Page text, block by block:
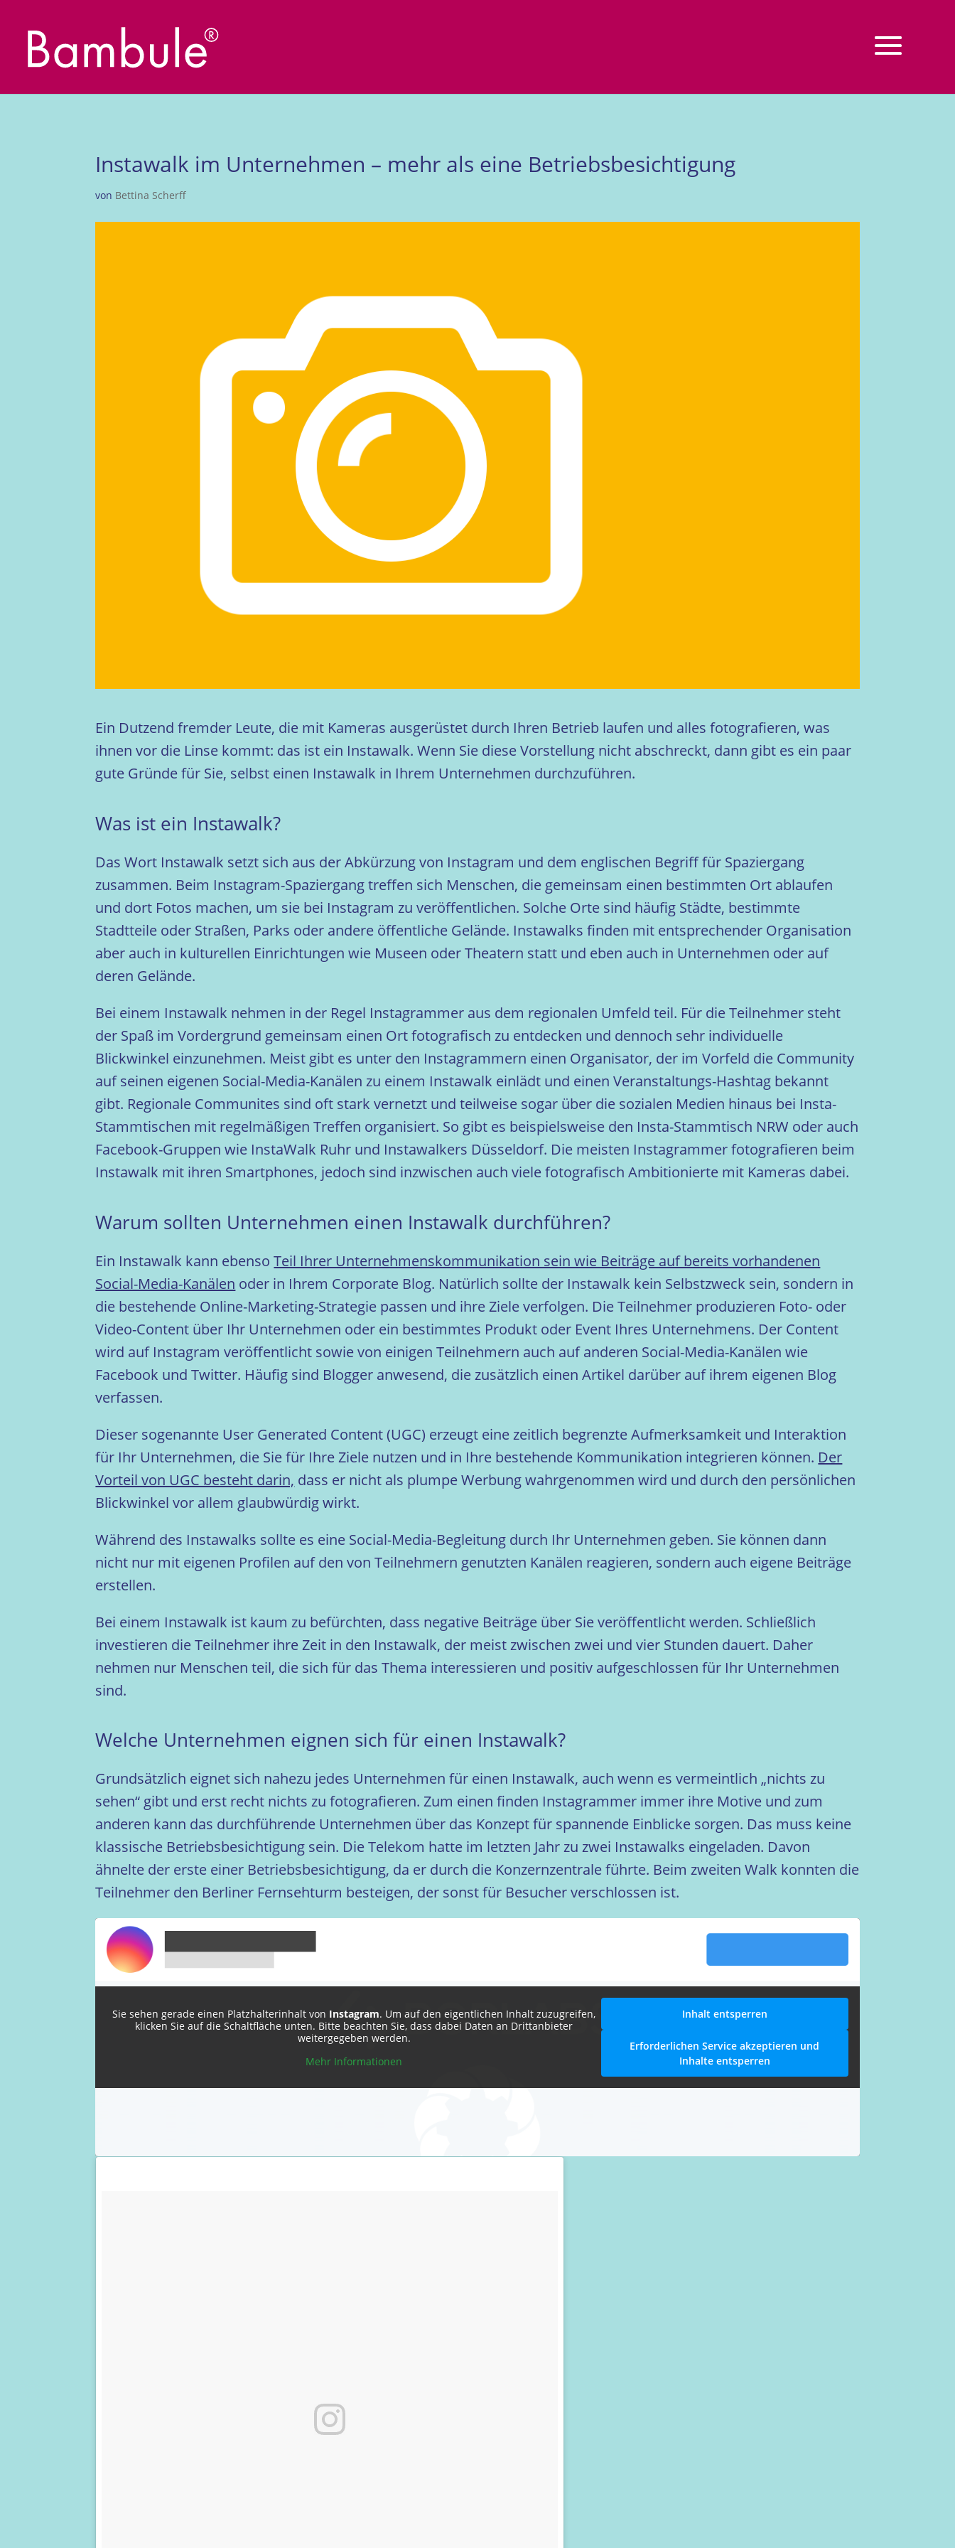
Instawalk im Unternehmen – mehr als eine Betriebsbesichtigung
von Bettina Scherff
Ein Dutzend fremder Leute, die mit Kameras ausgerüstet durch Ihren Betrieb laufen und alles fotografieren, was
ihnen vor die Linse kommt: das ist ein Instawalk. Wenn Sie diese Vorstellung nicht abschreckt, dann gibt es ein paar
gute Gründe für Sie, selbst einen Instawalk in Ihrem Unternehmen durchzuführen.
Was ist ein Instawalk?
Das Wort Instawalk setzt sich aus der Abkürzung von Instagram und dem englischen Begriff für Spaziergang
zusammen. Beim Instagram-Spaziergang treffen sich Menschen, die gemeinsam einen bestimmten Ort ablaufen
und dort Fotos machen, um sie bei Instagram zu veröffentlichen. Solche Orte sind häufig Städte, bestimmte
Stadtteile oder Straßen, Parks oder andere öffentliche Gelände. Instawalks finden mit entsprechender Organisation
aber auch in kulturellen Einrichtungen wie Museen oder Theatern statt und eben auch in Unternehmen oder auf
deren Gelände.
Bei einem Instawalk nehmen in der Regel Instagrammer aus dem regionalen Umfeld teil. Für die Teilnehmer steht
der Spaß im Vordergrund gemeinsam einen Ort fotografisch zu entdecken und dennoch sehr individuelle
Blickwinkel einzunehmen. Meist gibt es unter den Instagrammern einen Organisator, der im Vorfeld die Community
auf seinen eigenen Social-Media-Kanälen zu einem Instawalk einlädt und einen Veranstaltungs-Hashtag bekannt
gibt. Regionale Communites sind oft stark vernetzt und teilweise sogar über die sozialen Medien hinaus bei Insta-
Stammtischen mit regelmäßigen Treffen organisiert. So gibt es beispielsweise den Insta-Stammtisch NRW oder auch
Facebook-Gruppen wie InstaWalk Ruhr und Instawalkers Düsseldorf. Die meisten Instagrammer fotografieren beim
Instawalk mit ihren Smartphones, jedoch sind inzwischen auch viele fotografisch Ambitionierte mit Kameras dabei.
Warum sollten Unternehmen einen Instawalk durchführen?
Ein Instawalk kann ebensoTeil Ihrer Unternehmenskommunikation sein wie Beiträge auf bereits vorhandenen
Social-Media-Kanälen oder in Ihrem Corporate Blog. Natürlich sollte der Instawalk kein Selbstzweck sein, sondern in
die bestehende Online-Marketing-Strategie passen und ihre Ziele verfolgen. Die Teilnehmer produzieren Foto- oder
Video-Content über Ihr Unternehmen oder ein bestimmtes Produkt oder Event Ihres Unternehmens. Der Content
wird auf Instagram veröffentlicht sowie von einigen Teilnehmern auch auf anderen Social-Media-Kanälen wie
Facebook und Twitter. Häufig sind Blogger anwesend, die zusätzlich einen Artikel darüber auf ihrem eigenen Blog
verfassen.
Dieser sogenannte User Generated Content (UGC) erzeugt eine zeitlich begrenzte Aufmerksamkeit und Interaktion
für Ihr Unternehmen, die Sie für Ihre Ziele nutzen und in Ihre bestehende Kommunikation integrieren können. Der
Vorteil von UGC besteht darin, dass er nicht als plumpe Werbung wahrgenommen wird und durch den persönlichen
Blickwinkel vor allem glaubwürdig wirkt.
Während des Instawalks sollte es eine Social-Media-Begleitung durch Ihr Unternehmen geben. Sie können dann
nicht nur mit eigenen Profilen auf den von Teilnehmern genutzten Kanälen reagieren, sondern auch eigene Beiträge
erstellen.
Bei einem Instawalk ist kaum zu befürchten, dass negative Beiträge über Sie veröffentlicht werden. Schließlich
investieren die Teilnehmer ihre Zeit in den Instawalk, der meist zwischen zwei und vier Stunden dauert. Daher
nehmen nur Menschen teil, die sich für das Thema interessieren und positiv aufgeschlossen für Ihr Unternehmen
sind.
Welche Unternehmen eignen sich für einen Instawalk?
Grundsätzlich eignet sich nahezu jedes Unternehmen für einen Instawalk, auch wenn es vermeintlich „nichts zu
sehen“ gibt und erst recht nichts zu fotografieren. Zum einen finden Instagrammer immer ihre Motive und zum
anderen kann das durchführende Unternehmen über das Konzept für spannende Einblicke sorgen. Das muss keine
klassische Betriebsbesichtigung sein. Die Telekom hatte im letzten Jahr zu zwei Instawalks eingeladen. Davon
ähnelte der erste einer Betriebsbesichtigung, da er durch die Konzernzentrale führte. Beim zweiten Walk konnten die
Teilnehmer den Berliner Fernsehturm besteigen, der sonst für Besucher verschlossen ist.
Sie sehen gerade einen Platzhalterinhalt von Instagram. Um auf den eigentlichen Inhalt zuzugreifen,
klicken Sie auf die Schaltfläche unten. Bitte beachten Sie, dass dabei Daten an Drittanbieter
weitergegeben werden.
Mehr Informationen
Inhalt entsperren
Erforderlichen Service akzeptieren und
Inhalte entsperren